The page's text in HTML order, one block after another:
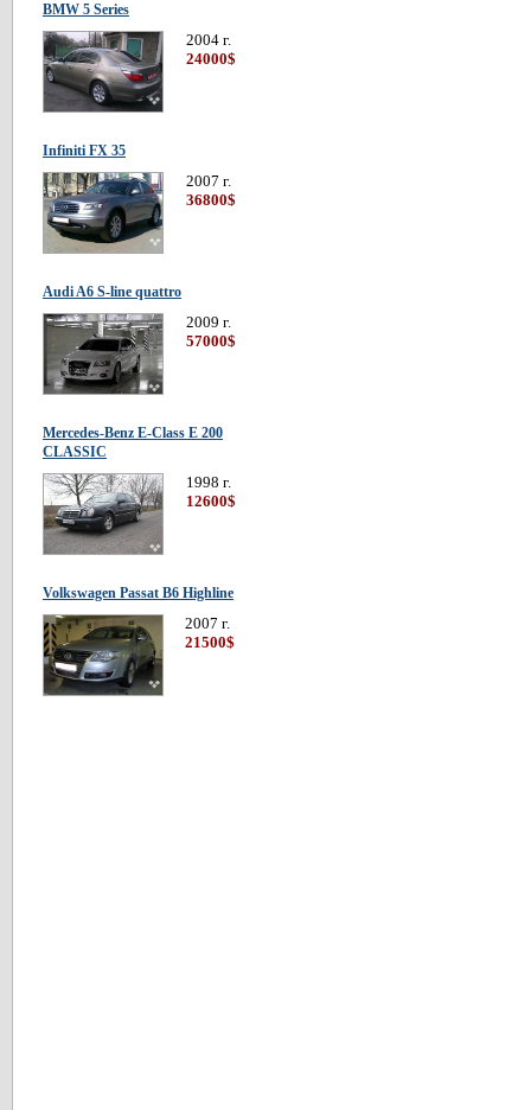
BMW 5 Series
2004 г.
24000$
Infiniti FX 35
2007 г.
36800$
Audi A6 S-line quattro
2009 г.
57000$
Mercedes-Benz E-Class E 200
CLASSIC
1998 г.
12600$
Volkswagen Passat В6 Highline
2007 г.
21500$